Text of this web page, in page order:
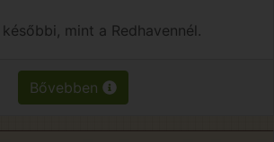
mint a Redhavennél.
Bővebben